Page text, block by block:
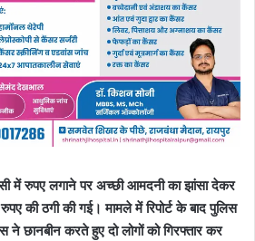
में रुपए लगाने पर अच्छी आमदनी का झांसा देकर
की ठगी की गई। मामले में रिपोर्ट के बाद पुलिस
छानबीन करते हुए दो लोगों को गिरफ्तार कर